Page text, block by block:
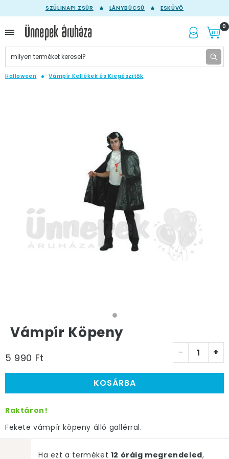
SZÜLINAPI ZSÚR LÁNYBÚCSÚ ESKÜVŐ
0
Halloween Vámpír Kellékek és Kiegészítők
Vámpír Köpeny
5 990 Ft - +
KOSÁRBA
Raktáron!
Fekete vámpír köpeny álló gallérral.
Ha ezt a terméket 12 óráig megrendeled,